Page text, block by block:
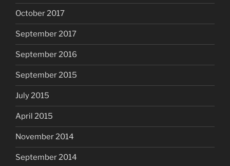
October 2017
September 2017
September 2016
September 2015
July 2015
April 2015
November 2014
September 2014